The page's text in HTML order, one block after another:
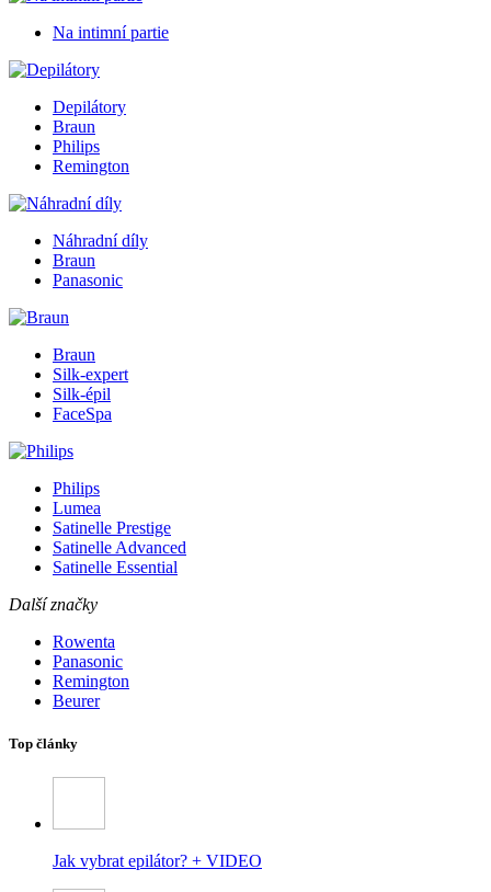
Na intimní partie
Depilátory
Braun
Philips
Remington
Náhradní díly
Braun
Panasonic
Braun
Silk-expert
Silk-épil
FaceSpa
Philips
Lumea
Satinelle Prestige
Satinelle Advanced
Satinelle Essential
Další značky
Rowenta
Panasonic
Remington
Beurer
Top články
Jak vybrat epilátor? + VIDEO